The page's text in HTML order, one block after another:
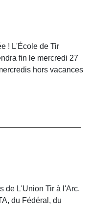
! L'École de Tir
fin le mercredi 27
hors vacances
de L'Union Tir à l'Arc,
du Fédéral, du